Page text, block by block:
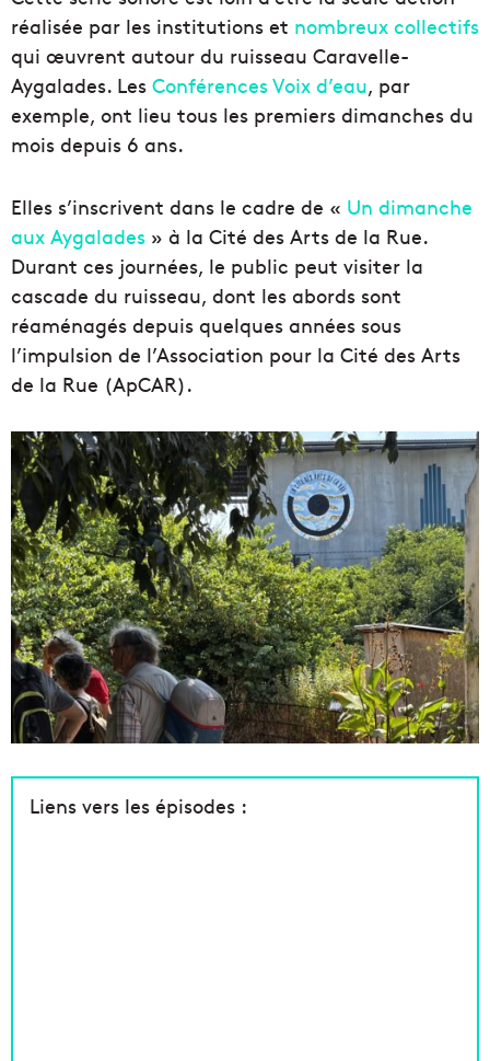
réalisée par les institutions et nombreux collectifs
qui œuvrent autour du ruisseau Caravelle-
Aygalades. Les Conférences Voix d’eau, par
exemple, ont lieu tous les premiers dimanches du
mois depuis 6 ans.
Elles s’inscrivent dans le cadre de « Un dimanche
aux Aygalades » à la Cité des Arts de la Rue.
Durant ces journées, le public peut visiter la
cascade du ruisseau, dont les abords sont
réaménagés depuis quelques années sous
l’impulsion de l’Association pour la Cité des Arts
de la Rue (ApCAR).
Liens vers les épisodes :